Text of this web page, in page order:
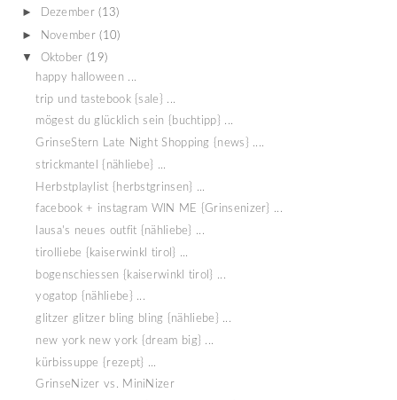
► Dezember (13)
► November (10)
▼ Oktober (19)
happy halloween ...
trip und tastebook {sale} ...
mögest du glücklich sein {buchtipp} ...
GrinseStern Late Night Shopping {news} ....
strickmantel {nähliebe} ...
Herbstplaylist {herbstgrinsen} ...
facebook + instagram WIN ME {Grinsenizer} ...
lausa's neues outfit {nähliebe} ...
tirolliebe {kaiserwinkl tirol} ...
bogenschiessen {kaiserwinkl tirol} ...
yogatop {nähliebe} ...
glitzer glitzer bling bling {nähliebe} ...
new york new york {dream big} ...
kürbissuppe {rezept} ...
GrinseNizer vs. MiniNizer